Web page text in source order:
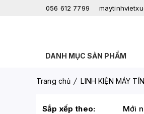
056 612 7799
DANH MỤC SẢN PHẨM
Trang chủ LINH KIỆN MÁY
Sắp xếp theo: Mới